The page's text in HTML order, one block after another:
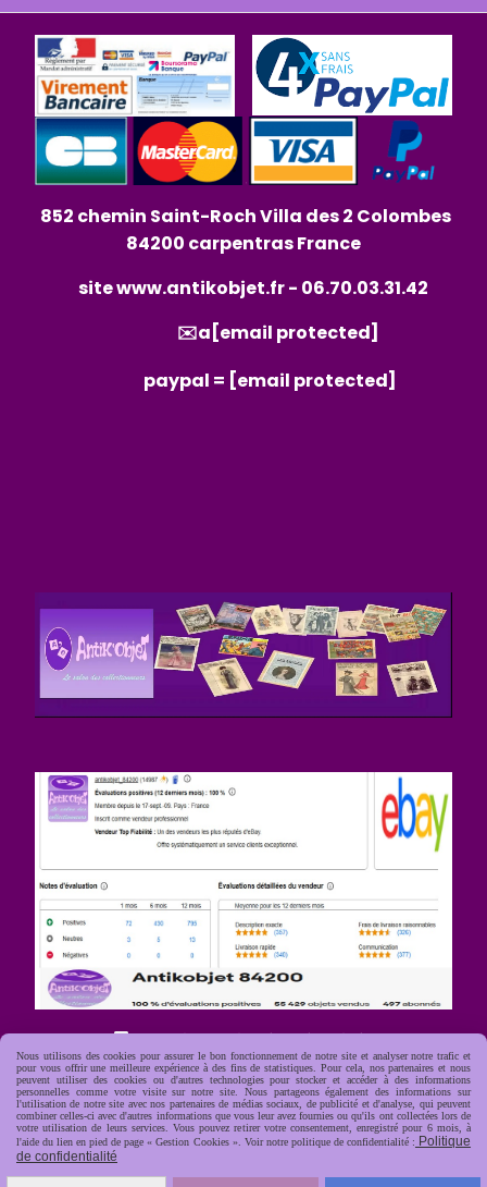
852 chemin Saint-Roch Villa des 2 Colombes
84200 carpentras France
sitewww.antikobjet.fr- 06.70.03.31.42
✉️a [email protected]
paypal = [email protected]
 Rapide, soignée, sécurisée
Nous utilisons des cookies pour assurer le bon fonctionnement de notre site et analyser notre trafic et
pour vous offrir une meilleure expérience à des fins de statistiques. Pour cela, nos partenaires et nous
peuvent utiliser des cookies ou d'autres technologies pour stocker et accéder à des informations
personnelles comme votre visite sur notre site. Nous partageons également des informations sur
l'utilisation de notre site avec nos partenaires de médias sociaux, de publicité et d'analyse, qui peuvent
combiner celles-ci avec d'autres informations que vous leur avez fournies ou qu'ils ont collectées lors de
votre utilisation de leurs services. Vous pouvez retirer votre consentement, enregistré pour 6 mois, à
l'aide du lien en pied de page « Gestion Cookies ». Voir notre politique de confidentialité : Politique
de confidentialité